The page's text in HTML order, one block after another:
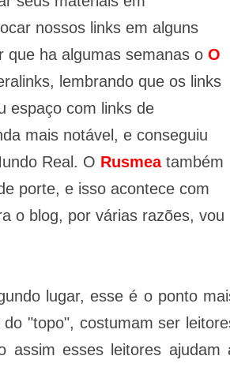
nossos links em alguns
que ha algumas semanas o O
lembrando que os links
espaço com links de
mais notável, e conseguiu
Real. O Rusmea também
porte, e isso acontece com
o blog, por várias razões, vou
lugar, esse é o ponto
"topo", costumam ser
assim esses leitores ajudam